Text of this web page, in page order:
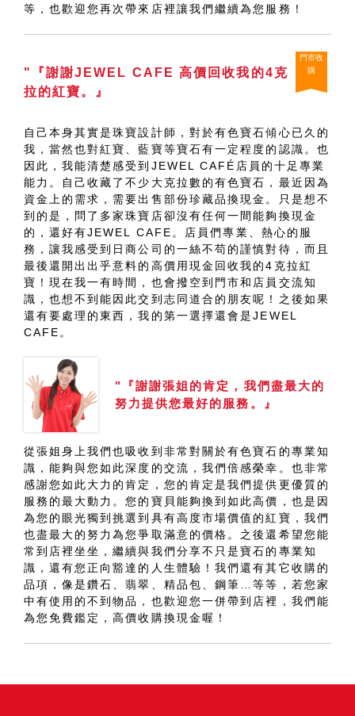
等，也歡迎您再次帶來店裡讓我們繼續為您服務！
"『謝謝JEWEL CAFE 高價回收我的4克
拉的紅寶。』
門市收
購
自己本身其實是珠寶設計師，對於有色寶石傾心已久的
我，當然也對紅寶、藍寶等寶石有一定程度的認識。也
因此，我能清楚感受到JEWEL CAFÉ店員的十足專業
能力。自己收藏了不少大克拉數的有色寶石，最近因為
資金上的需求，需要出售部份珍藏品換現金。只是想不
到的是，問了多家珠寶店卻沒有任何一間能夠換現金
的，還好有JEWEL CAFE。店員們專業、熱心的服
務，讓我感受到日商公司的一絲不苟的謹慎對待，而且
最後還開出出乎意料的高價用現金回收我的4克拉紅
寶！現在我一有時間，也會撥空到門市和店員交流知
識，也想不到能因此交到志同道合的朋友呢！之後如果
還有要處理的東西，我的第一選擇還會是JEWEL
CAFE。
"『謝謝張姐的肯定，我們盡最大的
努力提供您最好的服務。』
從張姐身上我們也吸收到非常對關於有色寶石的專業知
識，能夠與您如此深度的交流，我們倍感榮幸。也非常
感謝您如此大力的肯定，您的肯定是我們提供更優質的
服務的最大動力。您的寶貝能夠換到如此高價，也是因
為您的眼光獨到挑選到具有高度市場價值的紅寶，我們
也盡最大的努力為您爭取滿意的價格。之後還希望您能
常到店裡坐坐，繼續與我們分享不只是寶石的專業知
識，還有您正向豁達的人生體驗！我們還有其它收購的
品項，像是鑽石、翡翠、精品包、鋼筆…等等，若您家
中有使用的不到物品，也歡迎您一併帶到店裡，我們能
為您免費鑑定，高價收購換現金喔！